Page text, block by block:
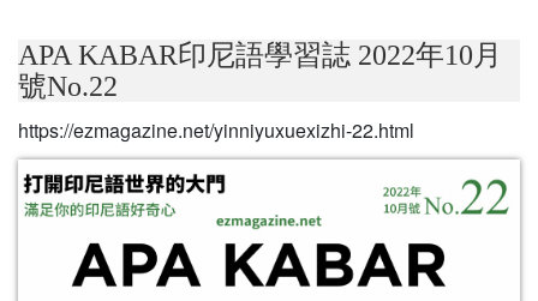
APA KABAR印尼語學習誌 2022年10月
號No.22
https://ezmagazine.net/yinniyuxuexizhi-22.html